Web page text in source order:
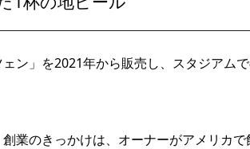
ン」を2021年から販売し、スタジアム
業のきっかけは、オーナーがアメリカで